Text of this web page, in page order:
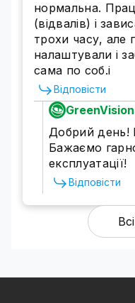
Перед тим, як
з об'єктами, які
задачами, які має
Системи
які завдання
Забезпечення
Оповіщення про
ситуацій для
реагування та
Виявлення
несумлінних
Забезпечення
важливої
часу працівників
нормальна.
(відвалів) і
трохи часу, але
налаштували і
сама по соб.і
Відповісти
GreenVision
Добрий день!
Бажаємо
експлуатації!
Відповісти